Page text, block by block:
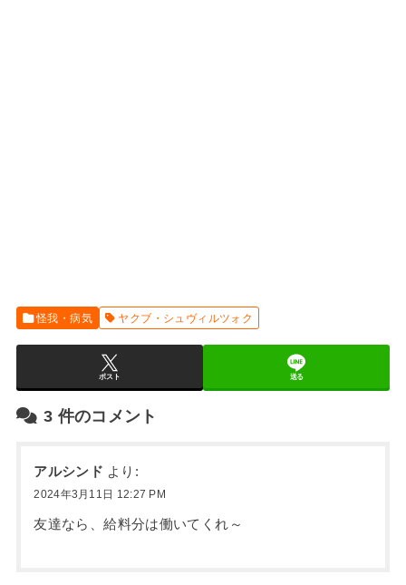
怪我・病気 ヤクブ・シュヴィルツォク
ポスト 送る
3 件のコメント
アルシンド より:
2024年3月11日 12:27 PM
友達なら、給料分は働いてくれ～